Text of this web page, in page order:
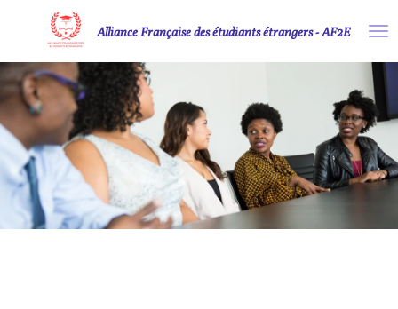
Passer
contenu
principal
Alliance Française des étudiants étrangers - AF2E